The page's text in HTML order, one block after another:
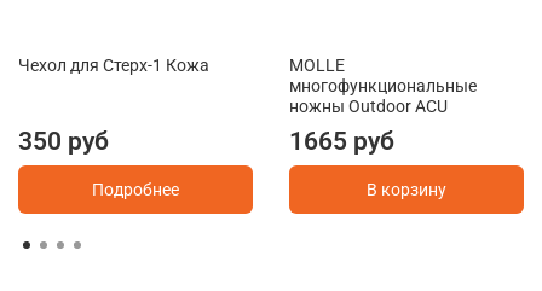
Чехол для Стерх-1 Кожа
350 руб
Подробнее
MOLLE
многофункциональные
ножны Outdoor ACU
1665 руб
В корзину